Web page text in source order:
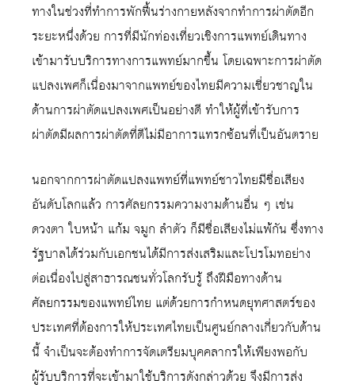
ทางในช่วงที่ทำการพักฟื้นร่างกายหลังจากทำการผ่าตัดอีก
ระยะหนึ่งด้วย การที่มีนักท่องเที่ยวเชิงการแพทย์เดินทาง
เข้ามารับบริการทางการแพทย์มากขึ้น โดยเฉพาะการผ่าตัด
แปลงเพศก็เนื่องมาจากแพทย์ของไทยมีความเชี่ยวชาญใน
ด้านการผ่าตัดแปลงเพศเป็นอย่างดี ทำให้ผู้ที่เข้ารับการ
ผ่าตัดมีผลการผ่าตัดที่ดีไม่มีอาการแทรกซ้อนที่เป็นอันตราย
นอกจากการผ่าตัดแปลงแพทย์ที่แพทย์ชาวไทยมีชื่อเสียง
อันดับโลกแล้ว การศัลยกรรมความงามด้านอื่น ๆ เช่น
ดวงตา ใบหน้า แก้ม จมูก ลำตัว ก็มีชื่อเสียงไม่แพ้กัน ซึ่งทาง
รัฐบาลได้ร่วมกับเอกชนได้มีการส่งเสริมและโปรโมทอย่าง
ต่อเนื่องไปสู่สาธารณชนทั่วโลกรับรู้ ถึงฝีมือทางด้าน
ศัลยกรรมของแพทย์ไทย แต่ด้วยการกำหนดยุทศาสตร์ของ
ประเทศที่ต้องการให้ประเทศไทยเป็นศูนย์กลางเกี่ยวกับด้าน
นี้ จำเป็นจะต้องทำการจัดเตรียมบุคคลากรให้เพียงพอกับ
ผู้รับบริการที่จะเข้ามาใช้บริการดังกล่าวด้วย จึงมีการส่ง